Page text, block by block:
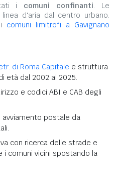
i comuni confinanti. Le
d'aria dal centro urbano.
comuni limitrofi a Gavignano
di Roma Capitale e struttura
età dal 2002 al 2025.
e codici ABI e CAB degli
avviamento postale da
con ricerca delle strade e
i comuni vicini spostando la